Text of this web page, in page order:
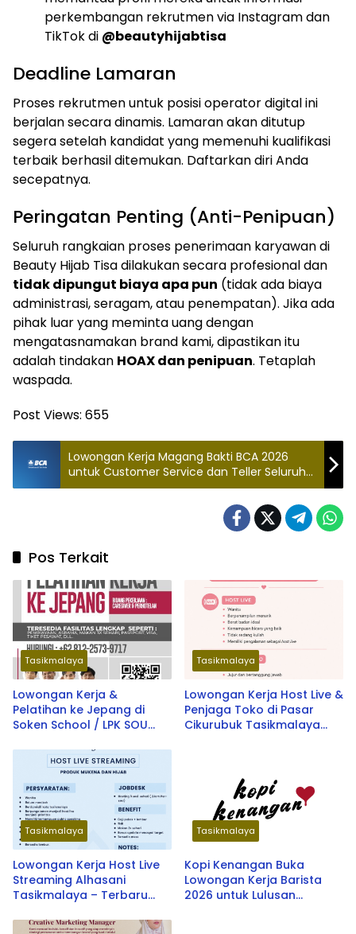
perkembangan rekrutmen via Instagram dan
TikTok di @beautyhijabtisa
Deadline Lamaran
Proses rekrutmen untuk posisi operator digital ini
berjalan secara dinamis. Lamaran akan ditutup
segera setelah kandidat yang memenuhi kualifikasi
terbaik berhasil ditemukan. Daftarkan diri Anda
secepatnya.
Peringatan Penting (Anti-Penipuan)
Seluruh rangkaian proses penerimaan karyawan di
Beauty Hijab Tisa dilakukan secara profesional dan
tidak dipungut biaya apa pun (tidak ada biaya
administrasi, seragam, atau penempatan). Jika ada
pihak luar yang meminta uang dengan
mengatasnamakan brand kami, dipastikan itu
adalah tindakan HOAX dan penipuan. Tetaplah
waspada.
Post Views: 655
Lowongan Kerja Magang Bakti BCA 2026
untuk Customer Service dan Teller Seluruh
Indonesia
Pos Terkait
Tasikmalaya
Lowongan Kerja &
Pelatihan ke Jepang di
Soken School / LPK SOU
Tasikmalaya
Lowongan Kerja Host Live &
Penjaga Toko di Pasar
Cikurubuk Tasikmalaya
Tasikmalaya
Lowongan Kerja Host Live
Streaming Alhasani
Tasikmalaya – Terbaru
Tasikmalaya
Kopi Kenangan Buka
Lowongan Kerja Barista
2026 untuk Lulusan